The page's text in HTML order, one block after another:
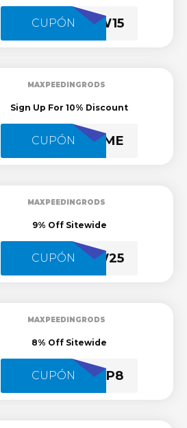
CUPÓN NAW15
MAXPEEDINGRODS
Sign Up For 10% Discount
CUPÓNWELCOME
MAXPEEDINGRODS
9% Off Sitewide
CUPÓN HLW25
MAXPEEDINGRODS
8% Off Sitewide
CUPÓN LDP8